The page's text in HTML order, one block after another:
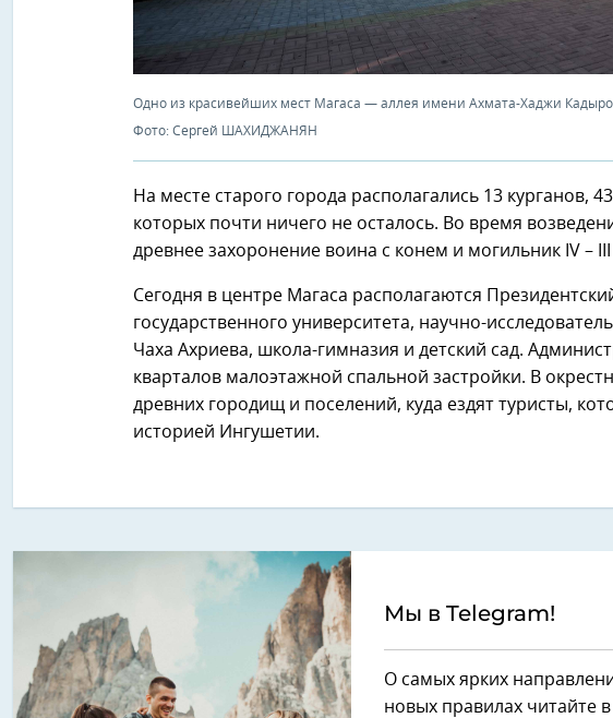
Одно из красивейших мест Магаса — аллея имени Ахмата-Хаджи
Фото: Сергей ШАХИДЖАНЯН
На месте старого города располагались 13 курганов,
которых почти ничего не осталось. Во время
древнее захоронение воина с конем и могильник IV – III
Сегодня в центре Магаса располагаются
государственного университета, научно-
Чаха Ахриева, школа-гимназия и детский сад.
кварталов малоэтажной спальной застройки. В
древних городищ и поселений, куда ездят туристы,
историей Ингушетии.
Мы в Telegram!
О самых ярких
новых правилах читайте